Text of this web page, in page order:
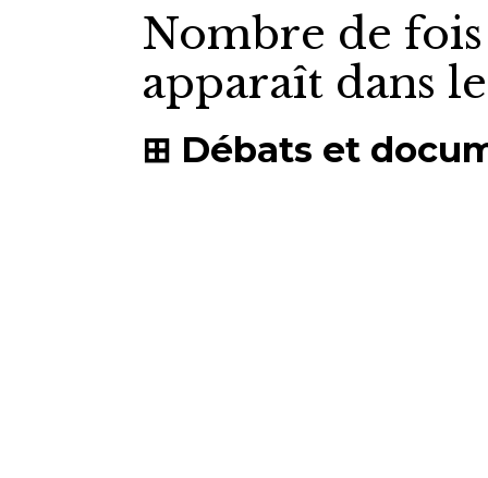
Nombre de
apparaît dans
Débats et